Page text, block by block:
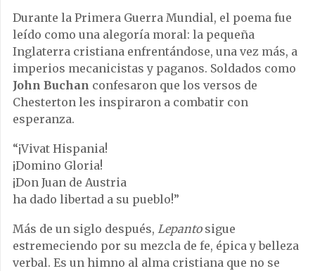
Durante la Primera Guerra Mundial, el poema fue
leído como una alegoría moral: la pequeña
Inglaterra cristiana enfrentándose, una vez más, a
imperios mecanicistas y paganos. Soldados como
John Buchan confesaron que los versos de
Chesterton les inspiraron a combatir con
esperanza.
“¡Vivat Hispania!
¡Domino Gloria!
¡Don Juan de Austria
ha dado libertad a su pueblo!”
Más de un siglo después, Lepantosigue
estremeciendo por su mezcla de fe, épica y belleza
verbal. Es un himno al alma cristiana que no se